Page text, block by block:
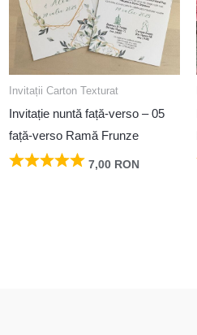
Invitații Carton Texturat
Invitație nuntă față-verso – 05
față-verso Ramă Frunze
7,00 RON